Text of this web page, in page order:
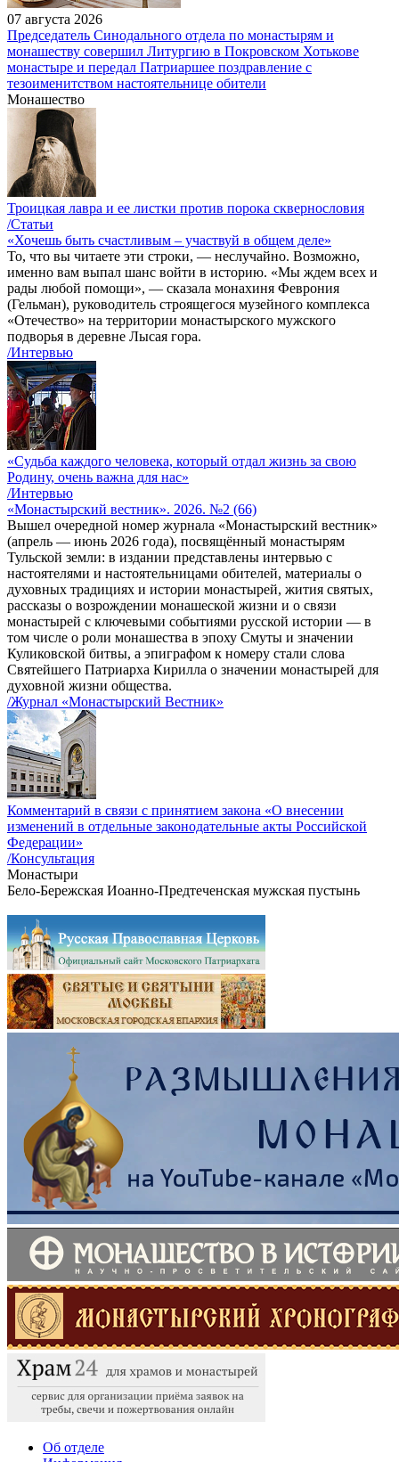
07 августа 2026
Председатель Синодального отдела по монастырям и
монашеству совершил Литургию в Покровском Хотькове
монастыре и передал Патриаршее поздравление с
тезоименитством настоятельнице обители
Монашество
Троицкая лавра и ее листки против порока сквернословия
/Статьи
«Хочешь быть счастливым – участвуй в общем деле»
То, что вы читаете эти строки, — неслучайно. Возможно,
именно вам выпал шанс войти в историю. «Мы ждем всех и
рады любой помощи», — сказала монахиня Феврония
(Гельман), руководитель строящегося музейного комплекса
«Отечество» на территории монастырского мужского
подворья в деревне Лысая гора.
/Интервью
«Судьба каждого человека, который отдал жизнь за свою
Родину, очень важна для нас»
/Интервью
«Монастырский вестник». 2026. №2 (66)
Вышел очередной номер журнала «Монастырский вестник»
(апрель — июнь 2026 года), посвящённый монастырям
Тульской земли: в издании представлены интервью с
настоятелями и настоятельницами обителей, материалы о
духовных традициях и истории монастырей, жития святых,
рассказы о возрождении монашеской жизни и о связи
монастырей с ключевыми событиями русской истории — в
том числе о роли монашества в эпоху Смуты и значении
Куликовской битвы, а эпиграфом к номеру стали слова
Святейшего Патриарха Кирилла о значении монастырей для
духовной жизни общества.
/Журнал «Монастырский Вестник»
Комментарий в связи с принятием закона «О внесении
изменений в отдельные законодательные акты Российской
Федерации»
/Консультация
Монастыри
Бело-Бережская Иоанно-Предтеченская мужская пустынь
Об отделе